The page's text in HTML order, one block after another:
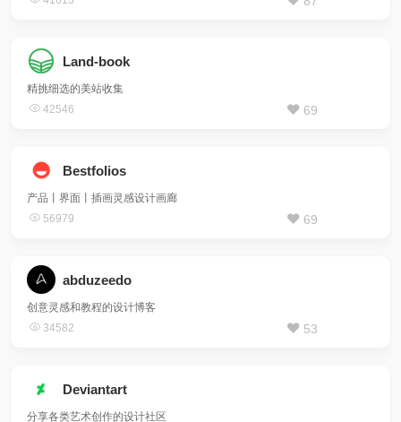
Land-book
精挑细选的美站收集
42546
69
Bestfolios
产品丨界面丨插画灵感设计画廊
56979
69
abduzeedo
创意灵感和教程的设计博客
34582
53
Deviantart
分享各类艺术创作的设计社区